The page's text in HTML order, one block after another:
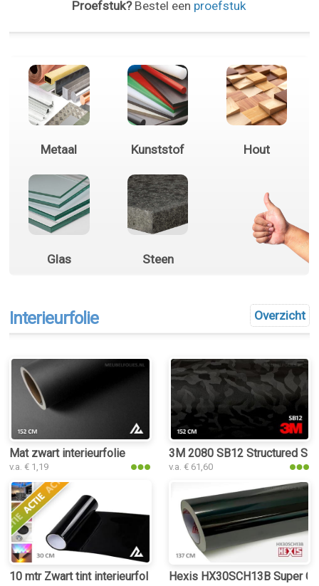
Proefstuk?Bestel een proefstuk
Metaal Kunststof Hout
Glas Steen
Overzicht
Interieurfolie
Mat zwart interieurfolie
v.a. € 1,19
3M 2080 SB12 Structured
v.a. € 61,60
10 mtr Zwart tint interieurfolie Hexis HX30SCH13B Super